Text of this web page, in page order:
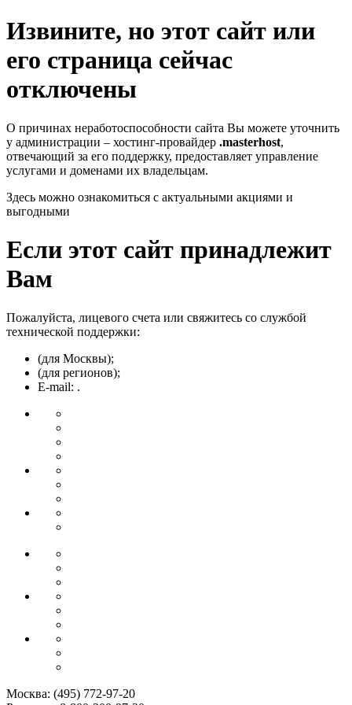
Извините, но этот сайт или
его страница сейчас
отключены
О причинах неработоспособности сайта Вы можете уточнить
у администрации – хостинг-провайдер .masterhost,
отвечающий за его поддержку, предоставляет управление
услугами и доменами их владельцам.
Здесь можно ознакомиться с актуальными акциями и
выгодными
Если этот сайт принадлежит
Вам
Пожалуйста, лицевого счета или свяжитесь со службой
технической поддержки:
(для Москвы);
(для регионов);
E-mail: .
Москва: (495) 772-97-20